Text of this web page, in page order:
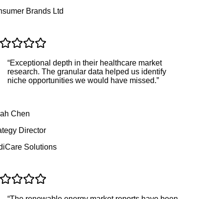
Brands Ltd
Exceptional depth in their healthcare market
research. The granular data helped us identify
niche opportunities we would have missed.”
Chen
Director
Solutions